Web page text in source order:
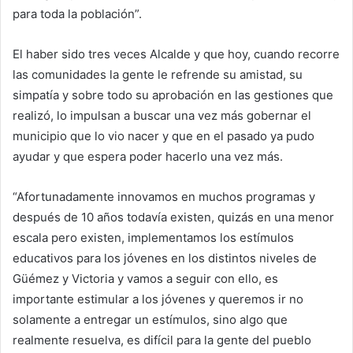
para toda la población”.
El haber sido tres veces Alcalde y que hoy, cuando recorre
las comunidades la gente le refrende su amistad, su
simpatía y sobre todo su aprobación en las gestiones que
realizó, lo impulsan a buscar una vez más gobernar el
municipio que lo vio nacer y que en el pasado ya pudo
ayudar y que espera poder hacerlo una vez más.
“Afortunadamente innovamos en muchos programas y
después de 10 años todavía existen, quizás en una menor
escala pero existen, implementamos los estímulos
educativos para los jóvenes en los distintos niveles de
Güémez y Victoria y vamos a seguir con ello, es
importante estimular a los jóvenes y queremos ir no
solamente a entregar un estímulos, sino algo que
realmente resuelva, es difícil para la gente del pueblo